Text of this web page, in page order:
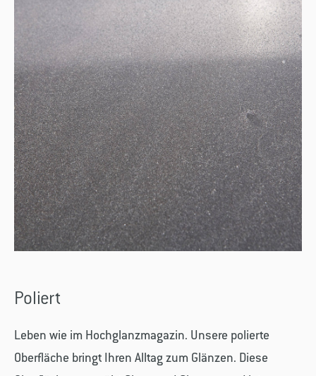
Poliert
Leben wie im Hochglanzmagazin. Unsere polierte
Oberfläche bringt Ihren Alltag zum Glänzen. Diese